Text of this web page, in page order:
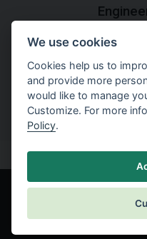
Step by
to solve
We use cookies
Cookies help us to
and provide more
would like to manage
Customize. For more
Policy.